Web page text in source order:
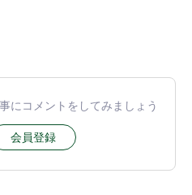
にコメントをしてみましょう
会員登録